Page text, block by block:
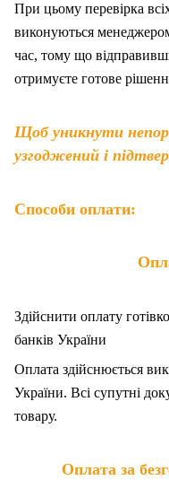
При цьому перевірка
виконуються
час, тому що
отримуєте готове
Щоб уникнути
узгоджений і
Способи оплати:
Здійснити оплату
банків України
Оплата здійснюється
України. Всі супутні
товару.
Оплата за